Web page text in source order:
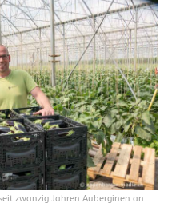
zwanzig Jahren Auberginen an.